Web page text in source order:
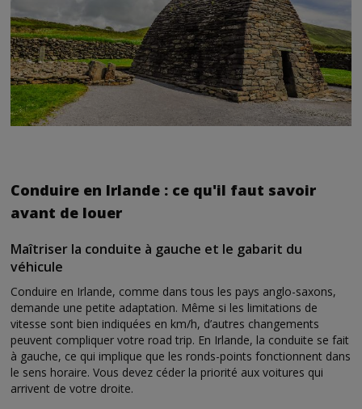
Conduire en Irlande : ce qu'il faut savoir
avant de louer
Maîtriser la conduite à gauche et le gabarit du
véhicule
Conduire en Irlande, comme dans tous les pays anglo-saxons,
demande une petite adaptation. Même si les limitations de
vitesse sont bien indiquées en km/h, d’autres changements
peuvent compliquer votre road trip. En Irlande, la conduite se fait
à gauche, ce qui implique que les ronds-points fonctionnent dans
le sens horaire. Vous devez céder la priorité aux voitures qui
arrivent de votre droite.